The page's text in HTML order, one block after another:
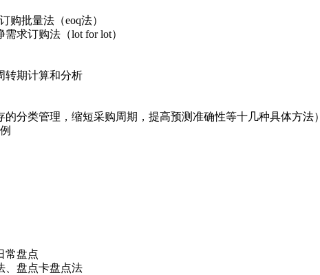
购批量法（eoq法）
需求订购法（lot for lot）
转期计算和分析
分类管理，缩短采购周期，提高预测准确性等十几种具体方法）
常盘点
、盘点卡盘点法